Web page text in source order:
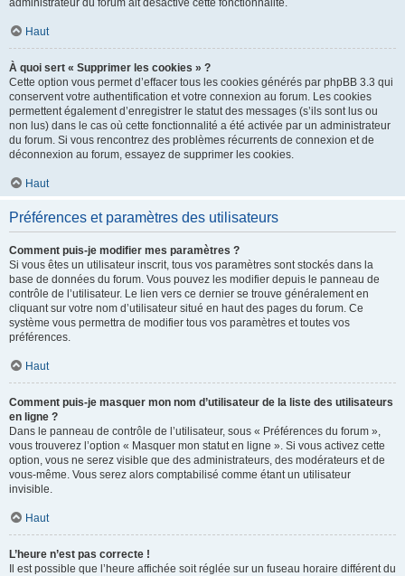
administrateur du forum ait désactivé cette fonctionnalité.
Haut
À quoi sert « Supprimer les cookies » ?
Cette option vous permet d’effacer tous les cookies générés par phpBB 3.3 qui
conservent votre authentification et votre connexion au forum. Les cookies
permettent également d’enregistrer le statut des messages (s’ils sont lus ou
non lus) dans le cas où cette fonctionnalité a été activée par un administrateur
du forum. Si vous rencontrez des problèmes récurrents de connexion et de
déconnexion au forum, essayez de supprimer les cookies.
Haut
Préférences et paramètres des utilisateurs
Comment puis-je modifier mes paramètres ?
Si vous êtes un utilisateur inscrit, tous vos paramètres sont stockés dans la
base de données du forum. Vous pouvez les modifier depuis le panneau de
contrôle de l’utilisateur. Le lien vers ce dernier se trouve généralement en
cliquant sur votre nom d’utilisateur situé en haut des pages du forum. Ce
système vous permettra de modifier tous vos paramètres et toutes vos
préférences.
Haut
Comment puis-je masquer mon nom d’utilisateur de la liste des utilisateurs
en ligne ?
Dans le panneau de contrôle de l’utilisateur, sous « Préférences du forum »,
vous trouverez l’option « Masquer mon statut en ligne ». Si vous activez cette
option, vous ne serez visible que des administrateurs, des modérateurs et de
vous-même. Vous serez alors comptabilisé comme étant un utilisateur
invisible.
Haut
L’heure n’est pas correcte !
Il est possible que l’heure affichée soit réglée sur un fuseau horaire différent du